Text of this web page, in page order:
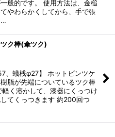
般的です。 使用方法は、金槌
やわらかくしてから、手で張
…
ク棒(傘ツク)
、蟻桟φ27】 ホットビンツケ
脂が先端についているツク棒
く溶かして、漆器にくっつけ
てくっつきます 約200回つ